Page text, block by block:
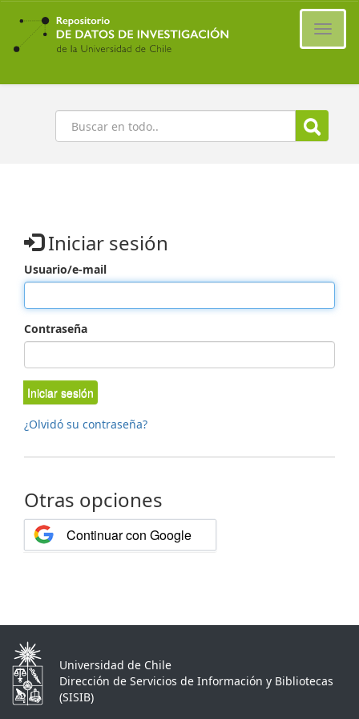
Ir
contenido
principal
Buscar
Iniciar sesión
Usuario/e-mail
Contraseña
Iniciar sesión
¿Olvidó su contraseña?
Otras opciones
Continuar con Google
Universidad de Chile
Dirección de Servicios de Información y Bibliotecas
(SISIB)